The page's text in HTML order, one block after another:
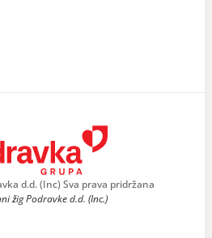
d.d. (Inc) Sva prava pridržana
žig Podravke d.d. (Inc.)